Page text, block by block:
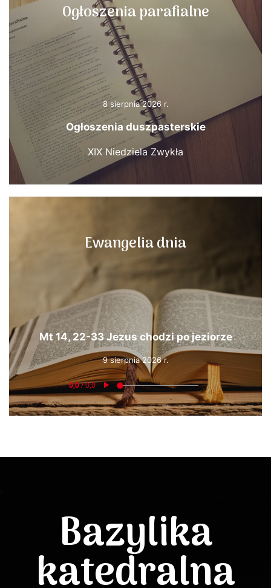
Ogłoszenia parafialne
8 sierpnia 2026 r.
Ogłoszenia duszpasterskie
XIX Niedziela Zwykła
Ewangelia dnia
Mt 14, 22-33 Jezus chodzi po jeziorze
9 sierpnia 2026 r.
Bazylika
katedralna